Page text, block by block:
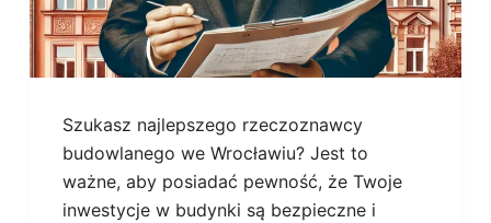
Szukasz najlepszego rzeczoznawcy
budowlanego we Wrocławiu? Jest to
ważne, aby posiadać pewność, że Twoje
inwestycje w budynki są bezpieczne i